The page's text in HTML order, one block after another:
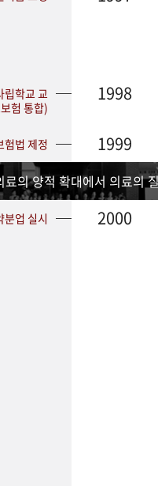
학교 교
험 통합)
1998
법 제정 1999
료의 양적 확대에서 의료의
업 실시 2000